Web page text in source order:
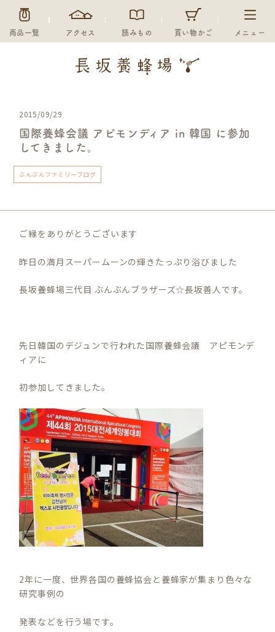
商品一覧 アクセス 読みもの 買い物かご メニュー
2015/09/29
国際養蜂会議 アピモンディア in 韓国 に参加
してきました。
ぶんぶんファミリーブログ
ご縁をありがとうございます
昨日の満月スーパームーンの輝きたっぷり浴びました
長坂養蜂場三代目 ぶんぶんブラザーズ☆長坂善人です。
先日韓国のデジュンで行われた国際養蜂会議 アピモンデ
ィアに
初参加してきました。
2年に一度、世界各国の養蜂協会と養蜂家が集まり色々な
研究事例の
発表などを行う場です。